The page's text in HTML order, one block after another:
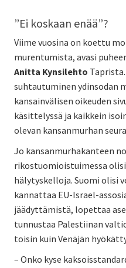
”Ei koskaan enää”?
Viime vuosina on koettu
murentumista, avasi
Anitta Kynsilehto
suhtautuminen ydinsodan
kansainvälisen oikeuden
käsittelyssä ja kaikkein
olevan kansanmurhan
Jo kansanmurhakanteen
rikostuomioistuimessa
hälytyskelloja. Suomi olisi
kannattaa EU-Israel-
jäädyttämistä, lopettaa
tunnustaa Palestiinan
toisin kuin Venäjän
– Onko kyse